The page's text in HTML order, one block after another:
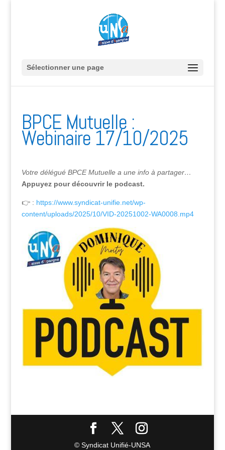
Sélectionner une page
BPCE Mutuelle :
Webinaire 17/10/2025
Votre délégué BPCE Mutuelle a une info à partager…
Appuyez pour découvrir le podcast.
👉 : https://www.syndicat-unifie.net/wp-
content/uploads/2025/10/VID-20251002-WA0008.mp4
© Syndicat Unifié-UNSA